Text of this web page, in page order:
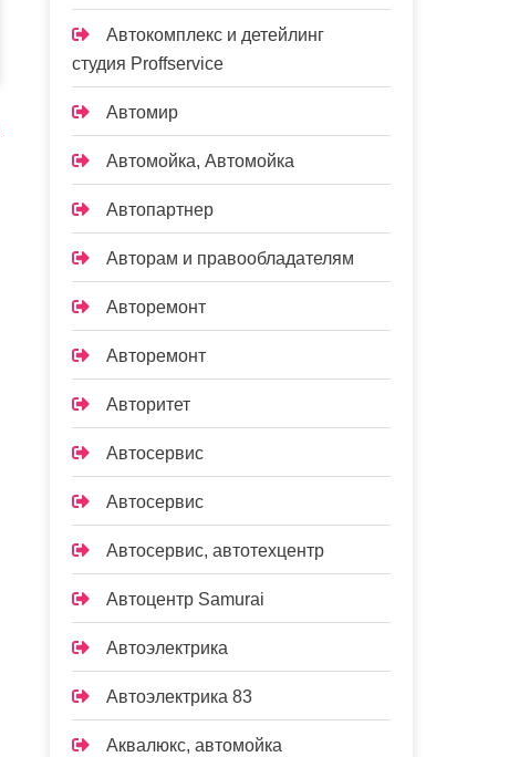
Автокомплекс и детейлинг
студия Proffservice
Автомир
Автомойка, Автомойка
Автопартнер
Авторам и правообладателям
Авторемонт
Авторемонт
Авторитет
Автосервис
Автосервис
Автосервис, автотехцентр
Автоцентр Samurai
Автоэлектрика
Автоэлектрика 83
Аквалюкс, автомойка